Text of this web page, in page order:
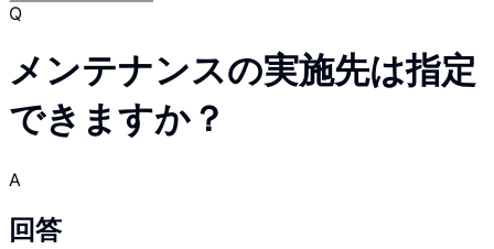
Q
メンテナンスの実施先は指定
できますか？
A
回答